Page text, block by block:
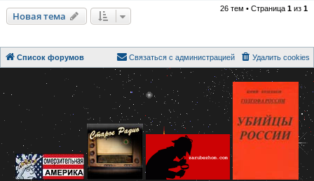
Новая тема
26 тем • Страница 1 из 1
Список форумов Удалить cookies
Связаться с администрацией